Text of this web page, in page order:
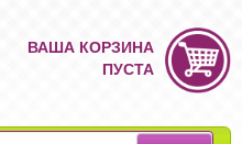
ВАША КОРЗИНА
ПУСТА